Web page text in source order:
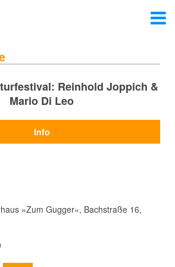
Reinhold Joppich &
Mario Di Leo
Info
»Zum Gugger«, Bachstraße 16,